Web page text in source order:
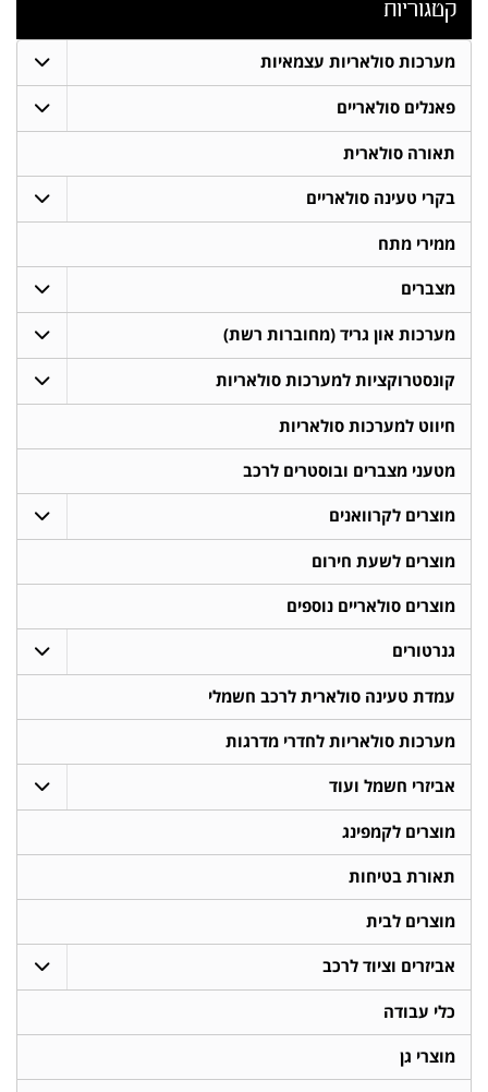
קטגוריות
מערכות סולאריות עצמאיות
פאנלים סולאריים
תאורה סולארית
בקרי טעינה סולאריים
ממירי מתח
מצברים
מערכות און גריד (מחוברות רשת)
קונסטרוקציות למערכות סולאריות
חיווט למערכות סולאריות
מטעני מצברים ובוסטרים לרכב
מוצרים לקרוואנים
מוצרים לשעת חירום
מוצרים סולאריים נוספים
גנרטורים
עמדת טעינה סולארית לרכב חשמלי
מערכות סולאריות לחדרי מדרגות
אביזרי חשמל ועוד
מוצרים לקמפינג
תאורת בטיחות
מוצרים לבית
אביזרים וציוד לרכב
כלי עבודה
מוצרי גן